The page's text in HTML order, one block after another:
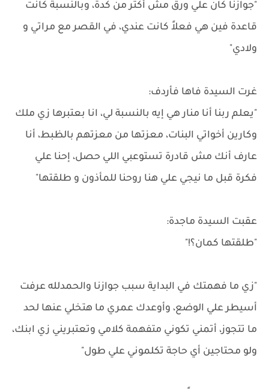
"جوازنا كان علي ورق مش أكتر من كدة، وبالنسبة كانت
قاعدة فين هي فعلاً كانت عندي، في القصر مع مراتي و
ولادي"
غرت السيدة فاها فأردف:
"يعلم ربنا أنا منار هي إيه بالنسبة لي، انا بعتبرها زي ملك
وكارين أخواتي البنات، معزتها من معزتهم بالظبط، أنا
عارف أنك مش قادرة تستوعبي اللي حصل، إحنا علي
فكرة قبل ما نيجي علي هنا روحنا للمأذون و طلقتها"
عقبت السيدة ماجدة:
"طلقتها كمان؟!"
"زي ما فهمتك في البداية سبب جوازنا والحمدلله عرفت
أسيطر علي الوضع، وأوعدك عمري ما هتخلي عنها لحد
ما تتجوز، أتمني تكوني متفهمة كلامي وتعتبريني زي ابنك،
ولو محتاجين أي حاجة تكلموني علي طول"